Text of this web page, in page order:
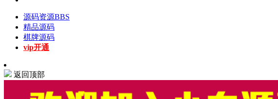
源码资源BBS
精品源码
棋牌源码
vip开通
返回顶部